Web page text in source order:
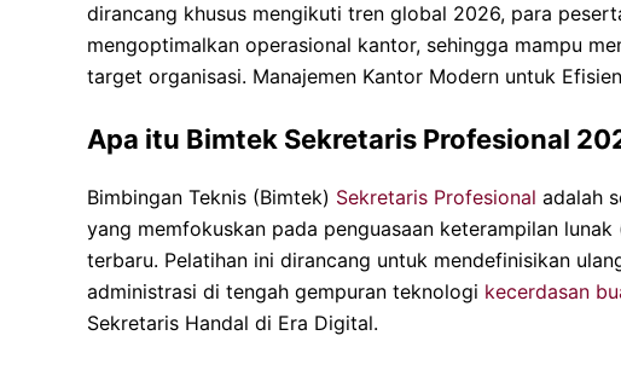
dirancang khusus mengikuti tren global 2026, para
mengoptimalkan operasional kantor, sehingga mampu
target organisasi. Manajemen Kantor Modern untuk
Apa itu Bimtek Sekretaris Profesional
Bimbingan Teknis (Bimtek) Sekretaris Profesional adalah
yang memfokuskan pada penguasaan keterampilan lunak
terbaru. Pelatihan ini dirancang untuk mendefinisikan
administrasi di tengah gempuran teknologi kecerdasan
Sekretaris Handal di Era Digital.